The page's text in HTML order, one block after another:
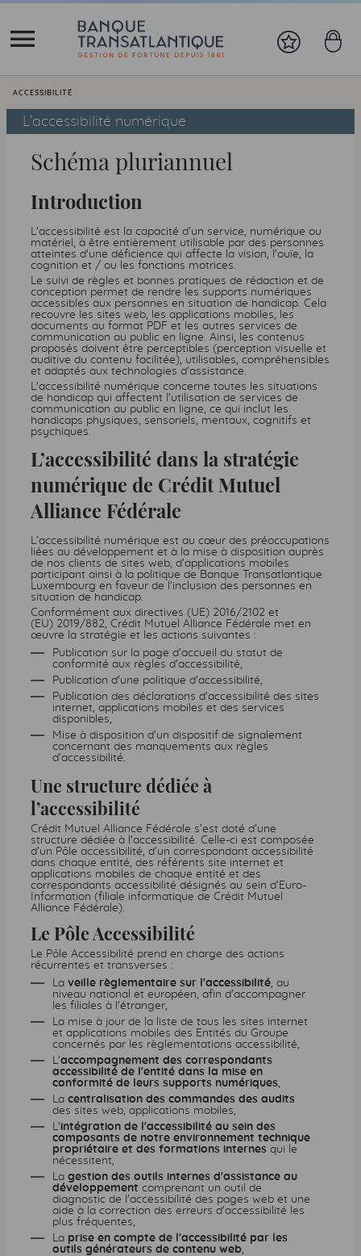
Vous êtes ici:
ACCESSIBILITÉ
L’accessibilité numérique
Schéma pluriannuel
Introduction
L'accessibilité est la capacité d’un service, numérique ou
matériel, à être entièrement utilisable par des personnes
atteintes d'une déficience qui affecte la vision, l'ouïe, la
cognition et / ou les fonctions motrices.
Le suivi de règles et bonnes pratiques de rédaction et de
conception permet de rendre les supports numériques
accessibles aux personnes en situation de handicap. Cela
recouvre les sites web, les applications mobiles, les
documents au format PDF et les autres services de
communication au public en ligne. Ainsi, les contenus
proposés doivent être perceptibles (perception visuelle et
auditive du contenu facilitée), utilisables, compréhensibles
et adaptés aux technologies d'assistance.
L'accessibilité numérique concerne toutes les situations
de handicap qui affectent l'utilisation de services de
communication au public en ligne, ce qui inclut les
handicaps physiques, sensoriels, mentaux, cognitifs et
psychiques.
L’accessibilité dans la stratégie
numérique de Crédit Mutuel
Alliance Fédérale
L’accessibilité numérique est au cœur des préoccupations
liées au développement et à la mise à disposition auprès
de nos clients de sites web, d’applications mobiles
participant ainsi à la politique de Banque Transatlantique
Luxembourg en faveur de l’inclusion des personnes en
situation de handicap.
Conformément aux directives (UE) 2016/2102 et
(EU) 2019/882, Crédit Mutuel Alliance Fédérale met en
œuvre la stratégie et les actions suivantes :
Publication sur la page d’accueil du statut de
conformité aux règles d’accessibilité,
Publication d'une politique d'accessibilité,
Publication des déclarations d'accessibilité des sites
internet, applications mobiles et des services
disponibles,
Mise à disposition d’un dispositif de signalement
concernant des manquements aux règles
d’accessibilité.
Une structure dédiée à
l’accessibilité
Crédit Mutuel Alliance Fédérale s’est doté d’une
structure dédiée à l’accessibilité. Celle-ci est composée
d’un Pôle accessibilité, d'un correspondant accessibilité
dans chaque entité, des référents site internet et
applications mobiles de chaque entité et des
correspondants accessibilité désignés au sein d’Euro-
Information (filiale informatique de Crédit Mutuel
Alliance Fédérale).
Le Pôle Accessibilité
Le Pôle Accessibilité prend en charge des actions
récurrentes et transverses :
La veille règlementaire sur l'accessibilité, au
niveau national et européen, afin d'accompagner
les filiales à l'étranger,
La mise à jour de la liste de tous les sites internet
et applications mobiles des Entités du Groupe
concernés par les règlementations accessibilité,
L'accompagnement des correspondants
accessibilité de l'entité dans la mise en
conformité de leurs supports numériques,
La centralisation des commandes des audits
des sites web, applications mobiles,
L' intégration de l'accessibilité au sein des
composants de notre environnement technique
propriétaire et des formations internes qui le
nécessitent,
La gestion des outils internes d'assistance au
développement comprenant un outil de
diagnostic de l'accessibilité des pages web et une
aide à la correction des erreurs d'accessibilité les
plus fréquentes,
La prise en compte de l'accessibilité par les
outils générateurs de contenu web,